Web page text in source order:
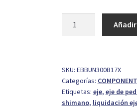
era:
19,90 €.
UN300
117.5/68mm
cantidad
SKU: EBBUN300B17X
Categorías:
Etiquetas: eje, eje de
shimano, liquidación